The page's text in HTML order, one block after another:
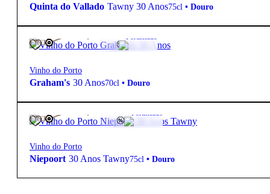
Quinta do Vallado Tawny 30 Anos75cl • Douro
FREE
109,00€ Fortificado
Vinho do Porto
Graham's 30 Anos70cl • Douro
FREE
138,00€ Fortificado
Vinho do Porto
Niepoort 30 Anos Tawny75cl • Douro